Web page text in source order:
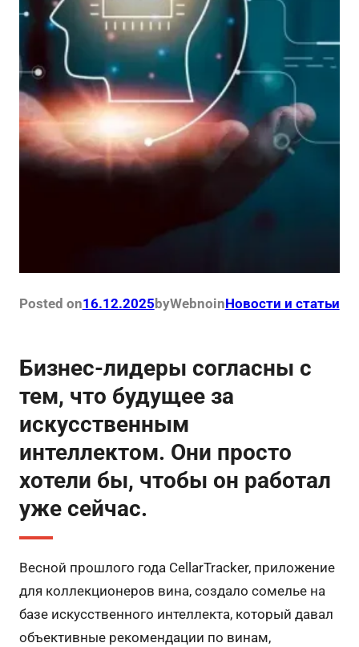
Posted on16.12.2025 byWebnoinНовости и статьи
Бизнес-лидеры согласны с
тем, что будущее за
искусственным
интеллектом. Они просто
хотели бы, чтобы он работал
уже сейчас.
Весной прошлого года CellarTracker, приложение
для коллекционеров вина, создало сомелье на
базе искусственного интеллекта, который давал
объективные рекомендации по винам,